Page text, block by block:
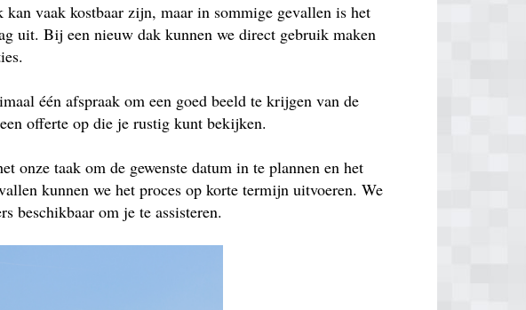
vaak kostbaar zijn, maar in sommige gevallen is het
uit. Bij een nieuw dak kunnen we direct gebruik maken
één afspraak om een goed beeld te krijgen van de
offerte op die je rustig kunt bekijken.
onze taak om de gewenste datum in te plannen en het
kunnen we het proces op korte termijn uitvoeren. We
beschikbaar om je te assisteren.